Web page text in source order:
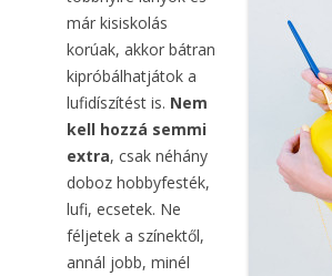
már kisiskolás
korúak, akkor bátran
kipróbálhatjátok a
lufidíszítést is. Nem
kell hozzá semmi
extra, csak néhány
doboz hobbyfesték,
lufi, ecsetek. Ne
féljetek a színektől,
annál jobb, minél